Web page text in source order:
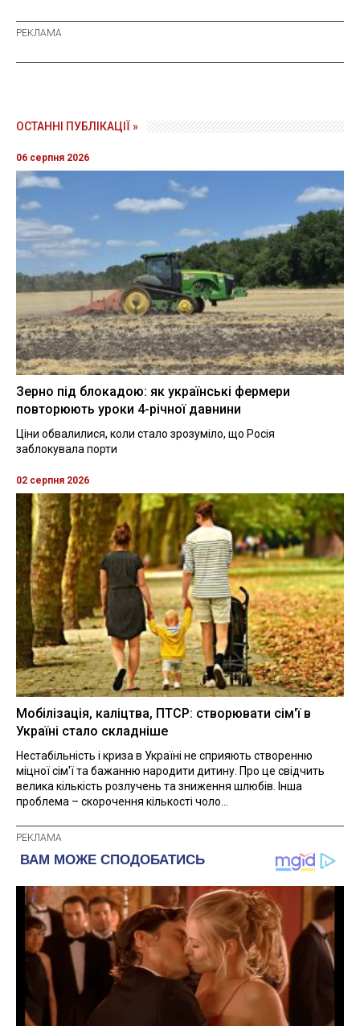
ОСТАННІ ПУБЛІКАЦІЇ »
06 серпня 2026
Зерно під блокадою: як українські фермери
повторюють уроки 4-річної давнини
Ціни обвалилися, коли стало зрозуміло, що Росія
заблокувала порти
02 серпня 2026
Мобілізація, каліцтва, ПТСР: створювати сім'ї в
Україні стало складніше
Нестабільність і криза в Україні не сприяють створенню
міцної сім'ї та бажанню народити дитину. Про це свідчить
велика кількість розлучень та зниження шлюбів. Інша
проблема – скорочення кількості чоло...